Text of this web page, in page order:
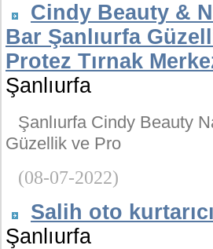
Cindy Beauty &
Bar Şanlıurfa
Protez Tırnak
Şanlıurfa
Şanlıurfa Cindy Beauty
Güzellik ve Pro
(08-07-2022)
Salih oto kurtarıcı
Şanlıurfa